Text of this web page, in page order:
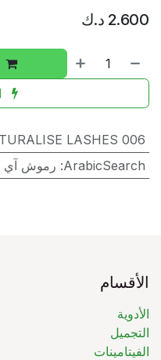
2.600 د.ك
LASHES 006
ArabicSearch
: رموش آي
الأقسام
الأدوية
التجميل
الفيتامينات